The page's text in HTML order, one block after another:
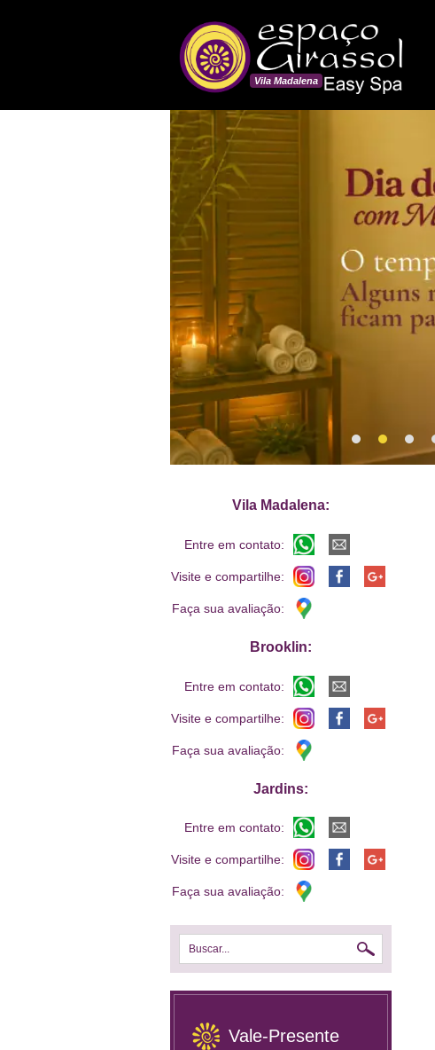
Vila Madalena
Vila Madalena:
Entre em contato:
Visite e compartilhe:
Faça sua avaliação:
Brooklin:
Entre em contato:
Visite e compartilhe:
Faça sua avaliação:
Jardins:
Entre em contato:
Visite e compartilhe:
Faça sua avaliação:
Buscar...
Vale-Presente